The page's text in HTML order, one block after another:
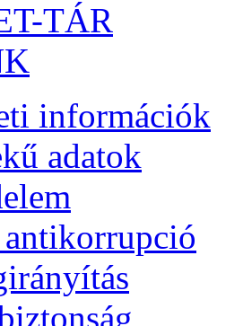
TÁR
információk
adatok